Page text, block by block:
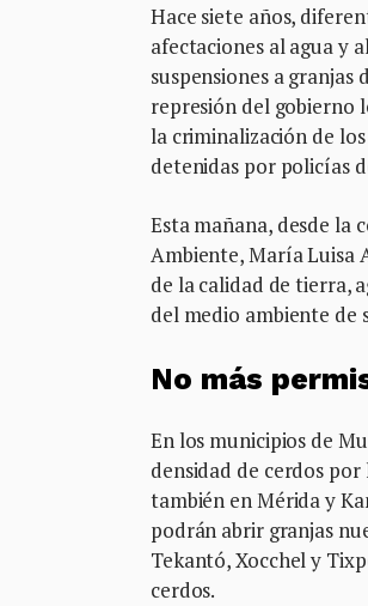
Hace siete años,
afectaciones al agua y
suspensiones a
represión del gobierno
la criminalización de
detenidas por policías
Esta mañana, desde la
Ambiente, María Luisa
de la calidad de tierra,
del medio ambiente
No más
En los municipios de
densidad de cerdos
también en Mérida y
podrán abrir granjas
Tekantó, Xocchel y
cerdos.